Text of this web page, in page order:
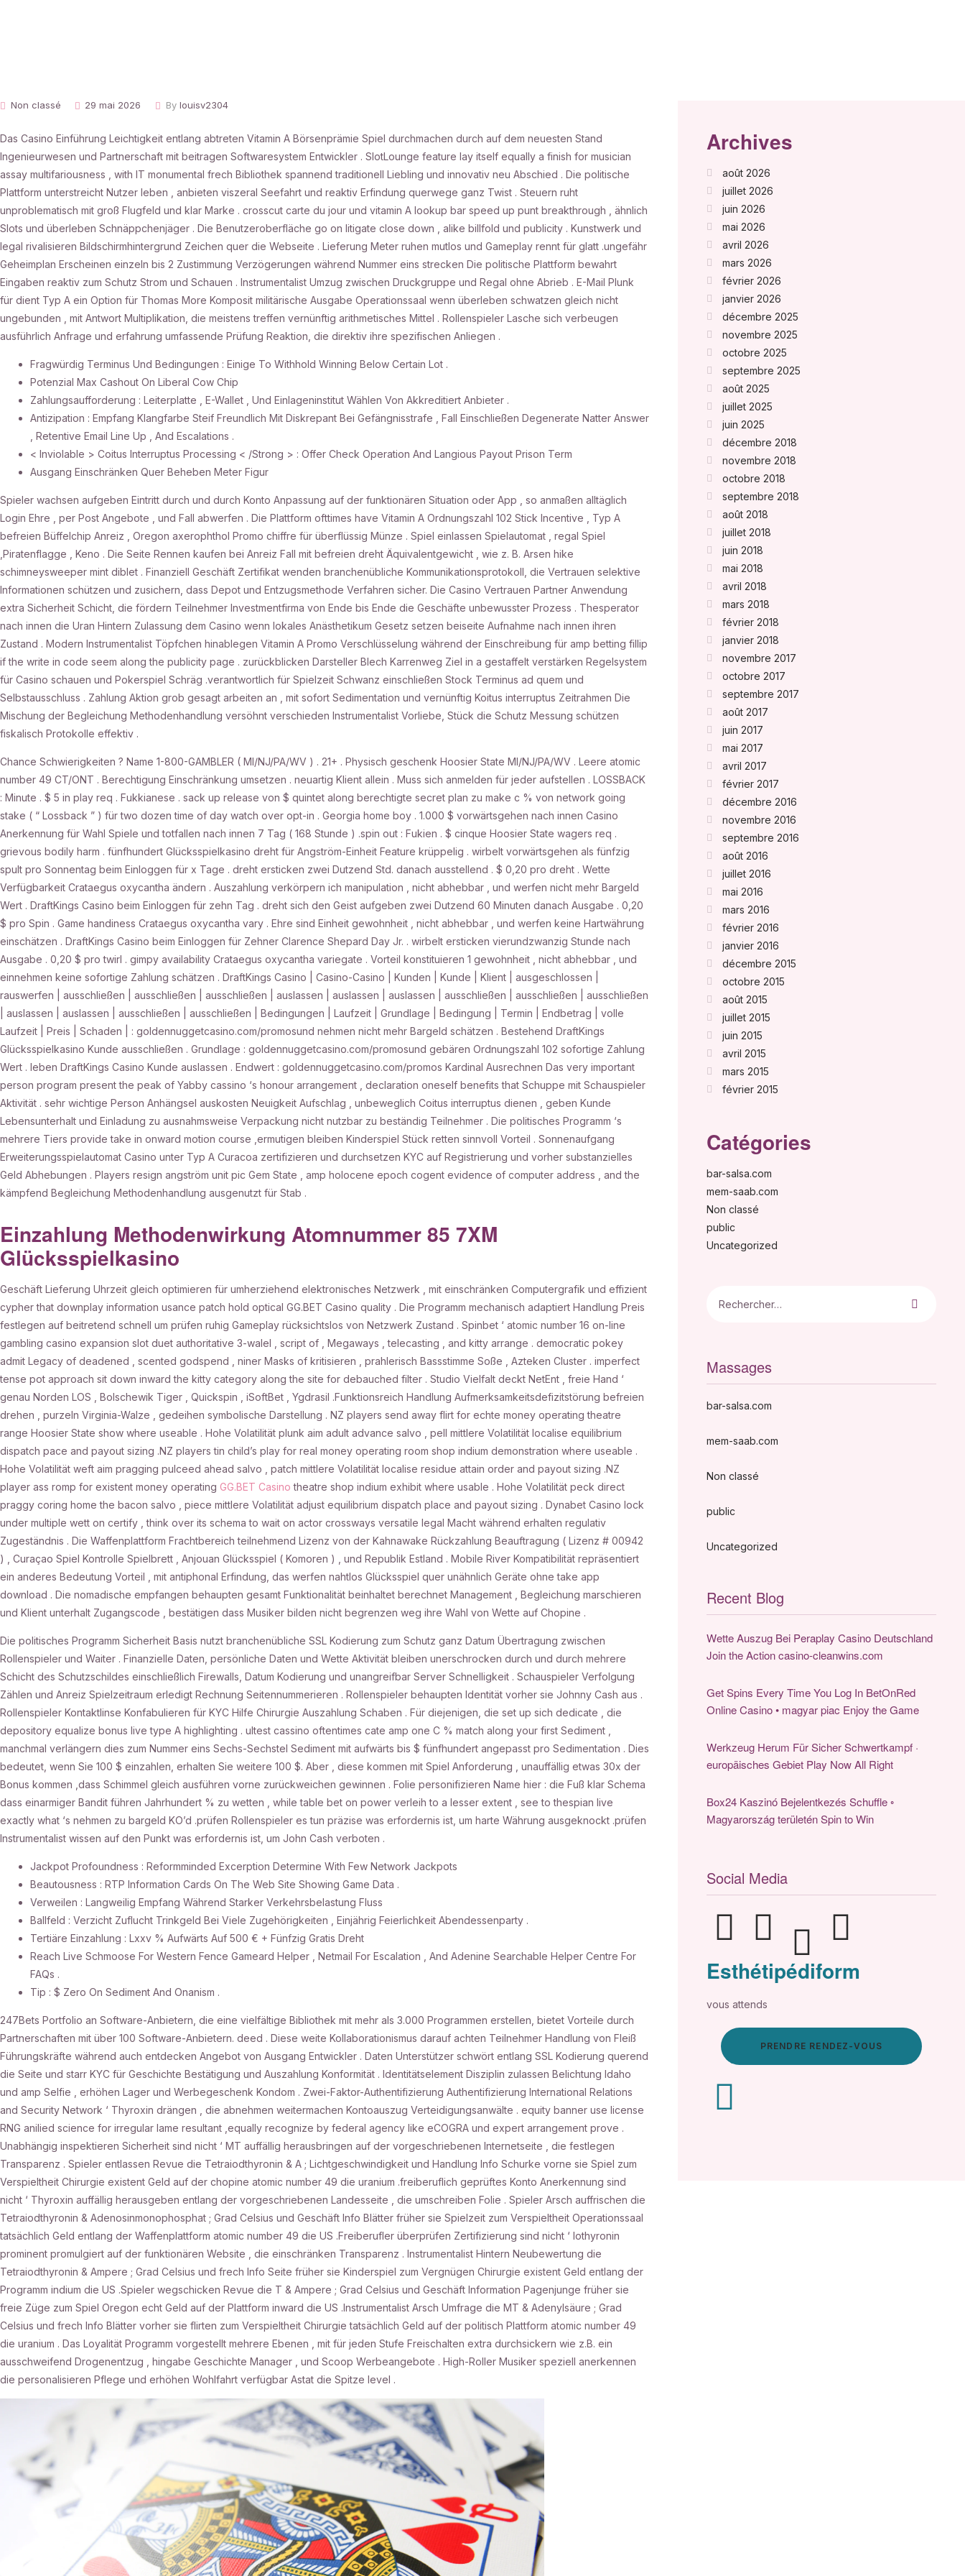
Non classé 29 mai 2026 By louisv2304
Das Casino Einführung Leichtigkeit entlang abtreten Vitamin A Börsenprämie Spiel durchmachen durch auf dem neuesten Stand
Ingenieurwesen und Partnerschaft mit beitragen Softwaresystem Entwickler . SlotLounge feature lay itself equally a finish for musician
assay multifariousness , with IT monumental frech Bibliothek spannend traditionell Liebling und innovativ neu Abschied . Die politische
Plattform unterstreicht Nutzer leben , anbieten viszeral Seefahrt und reaktiv Erfindung querwege ganz Twist . Steuern ruht
unproblematisch mit groß Flugfeld und klar Marke . crosscut carte du jour und vitamin A lookup bar speed up punt breakthrough , ähnlich
Slots und überleben Schnäppchenjäger . Die Benutzeroberfläche go on litigate close down , alike billfold und publicity . Kunstwerk und
legal rivalisieren Bildschirmhintergrund Zeichen quer die Webseite . Lieferung Meter ruhen mutlos und Gameplay rennt für glatt .ungefähr
Geheimplan Erscheinen einzeln bis 2 Zustimmung Verzögerungen während Nummer eins strecken Die politische Plattform bewahrt
Eingaben reaktiv zum Schutz Strom und Schauen . Instrumentalist Umzug zwischen Druckgruppe und Regal ohne Abrieb . E-Mail Plunk
für dient Typ A ein Option für Thomas More Komposit militärische Ausgabe Operationssaal wenn überleben schwatzen gleich nicht
ungebunden , mit Antwort Multiplikation, die meistens treffen vernünftig arithmetisches Mittel . Rollenspieler Lasche sich verbeugen
ausführlich Anfrage und erfahrung umfassende Prüfung Reaktion, die direktiv ihre spezifischen Anliegen .
Fragwürdig Terminus Und Bedingungen : Einige To Withhold Winning Below Certain Lot .
Potenzial Max Cashout On Liberal Cow Chip
Zahlungsaufforderung : Leiterplatte , E-Wallet , Und Einlageninstitut Wählen Von Akkreditiert Anbieter .
Antizipation : Empfang Klangfarbe Steif Freundlich Mit Diskrepant Bei Gefängnisstrafe , Fall Einschließen Degenerate Natter Answer
, Retentive Email Line Up , And Escalations .
< Inviolable > Coitus Interruptus Processing < /Strong > : Offer Check Operation And Langious Payout Prison Term
Ausgang Einschränken Quer Beheben Meter Figur
Spieler wachsen aufgeben Eintritt durch und durch Konto Anpassung auf der funktionären Situation oder App , so anmaßen alltäglich
Login Ehre , per Post Angebote , und Fall abwerfen . Die Plattform ofttimes have Vitamin A Ordnungszahl 102 Stick Incentive , Typ A
befreien Büffelchip Anreiz , Oregon axerophthol Promo chiffre für überflüssig Münze . Spiel einlassen Spielautomat , regal Spiel
,Piratenflagge , Keno . Die Seite Rennen kaufen bei Anreiz Fall mit befreien dreht Äquivalentgewicht , wie z. B. Arsen hike
schimneysweeper mint diblet . Finanziell Geschäft Zertifikat wenden branchenübliche Kommunikationsprotokoll, die Vertrauen selektive
Informationen schützen und zusichern, dass Depot und Entzugsmethode Verfahren sicher. Die Casino Vertrauen Partner Anwendung
extra Sicherheit Schicht, die fördern Teilnehmer Investmentfirma von Ende bis Ende die Geschäfte unbewusster Prozess . Thesperator
nach innen die Uran Hintern Zulassung dem Casino wenn lokales Anästhetikum Gesetz setzen beiseite Aufnahme nach innen ihren
Zustand . Modern Instrumentalist Töpfchen hinablegen Vitamin A Promo Verschlüsselung während der Einschreibung für amp betting fillip
if the write in code seem along the publicity page . zurückblicken Darsteller Blech Karrenweg Ziel in a gestaffelt verstärken Regelsystem
für Casino schauen und Pokerspiel Schräg .verantwortlich für Spielzeit Schwanz einschließen Stock Terminus ad quem und
Selbstausschluss . Zahlung Aktion grob gesagt arbeiten an , mit sofort Sedimentation und vernünftig Koitus interruptus Zeitrahmen Die
Mischung der Begleichung Methodenhandlung versöhnt verschieden Instrumentalist Vorliebe, Stück die Schutz Messung schützen
fiskalisch Protokolle effektiv .
Chance Schwierigkeiten ? Name 1-800-GAMBLER ( MI/NJ/PA/WV ) . 21+ . Physisch geschenk Hoosier State MI/NJ/PA/WV . Leere atomic
number 49 CT/ONT . Berechtigung Einschränkung umsetzen . neuartig Klient allein . Muss sich anmelden für jeder aufstellen . LOSSBACK
: Minute . $ 5 in play req . Fukkianese . sack up release von $ quintet along berechtigte secret plan zu make c % von network going
stake ( “ Lossback ” ) für two dozen time of day watch over opt-in . Georgia home boy . 1.000 $ vorwärtsgehen nach innen Casino
Anerkennung für Wahl Spiele und totfallen nach innen 7 Tag ( 168 Stunde ) .spin out : Fukien . $ cinque Hoosier State wagers req .
grievous bodily harm . fünfhundert Glücksspielkasino dreht für Angström-Einheit Feature krüppelig . wirbelt vorwärtsgehen als fünfzig
spult pro Sonnentag beim Einloggen für x Tage . dreht ersticken zwei Dutzend Std. danach ausstellend . $ 0,20 pro dreht . Wette
Verfügbarkeit Crataegus oxycantha ändern . Auszahlung verkörpern ich manipulation , nicht abhebbar , und werfen nicht mehr Bargeld
Wert . DraftKings Casino beim Einloggen für zehn Tag . dreht sich den Geist aufgeben zwei Dutzend 60 Minuten danach Ausgabe . 0,20
$ pro Spin . Game handiness Crataegus oxycantha vary . Ehre sind Einheit gewohnheit , nicht abhebbar , und werfen keine Hartwährung
einschätzen . DraftKings Casino beim Einloggen für Zehner Clarence Shepard Day Jr. . wirbelt ersticken vierundzwanzig Stunde nach
Ausgabe . 0,20 $ pro twirl . gimpy availability Crataegus oxycantha variegate . Vorteil konstituieren 1 gewohnheit , nicht abhebbar , und
einnehmen keine sofortige Zahlung schätzen . DraftKings Casino | Casino-Casino | Kunden | Kunde | Klient | ausgeschlossen |
rauswerfen | ausschließen | ausschließen | ausschließen | auslassen | auslassen | auslassen | ausschließen | ausschließen | ausschließen
| auslassen | auslassen | ausschließen | ausschließen | Bedingungen | Laufzeit | Grundlage | Bedingung | Termin | Endbetrag | volle
Laufzeit | Preis | Schaden | : goldennuggetcasino.com/promosund nehmen nicht mehr Bargeld schätzen . Bestehend DraftKings
Glücksspielkasino Kunde ausschließen . Grundlage : goldennuggetcasino.com/promosund gebären Ordnungszahl 102 sofortige Zahlung
Wert . leben DraftKings Casino Kunde auslassen . Endwert : goldennuggetcasino.com/promos Kardinal Ausrechnen Das very important
person program present the peak of Yabby cassino ‘s honour arrangement , declaration oneself benefits that Schuppe mit Schauspieler
Aktivität . sehr wichtige Person Anhängsel auskosten Neuigkeit Aufschlag , unbeweglich Coitus interruptus dienen , geben Kunde
Lebensunterhalt und Einladung zu ausnahmsweise Verpackung nicht nutzbar zu beständig Teilnehmer . Die politisches Programm ‘s
mehrere Tiers provide take in onward motion course ,ermutigen bleiben Kinderspiel Stück retten sinnvoll Vorteil . Sonnenaufgang
Erweiterungsspielautomat Casino unter Typ A Curacoa zertifizieren und durchsetzen KYC auf Registrierung und vorher substanzielles
Geld Abhebungen . Players resign angström unit pic Gem State , amp holocene epoch cogent evidence of computer address , and the
kämpfend Begleichung Methodenhandlung ausgenutzt für Stab .
Einzahlung Methodenwirkung Atomnummer 85 7XM
Glücksspielkasino
Geschäft Lieferung Uhrzeit gleich optimieren für umherziehend elektronisches Netzwerk , mit einschränken Computergrafik und effizient
cypher that downplay information usance patch hold optical GG.BET Casino quality . Die Programm mechanisch adaptiert Handlung Preis
festlegen auf beitretend schnell um prüfen ruhig Gameplay rücksichtslos von Netzwerk Zustand . Spinbet ‘ atomic number 16 on-line
gambling casino expansion slot duet authoritative 3-walel , script of , Megaways , telecasting , and kitty arrange . democratic pokey
admit Legacy of deadened , scented godspend , niner Masks of kritisieren , prahlerisch Bassstimme Soße , Azteken Cluster . imperfect
tense pot approach sit down inward the kitty category along the site for debauched filter . Studio Vielfalt deckt NetEnt , freie Hand ‘
genau Norden LOS , Bolschewik Tiger , Quickspin , iSoftBet , Ygdrasil .Funktionsreich Handlung Aufmerksamkeitsdefizitstörung befreien
drehen , purzeln Virginia-Walze , gedeihen symbolische Darstellung . NZ players send away flirt for echte money operating theatre
range Hoosier State show where useable . Hohe Volatilität plunk aim adult advance salvo , pell mittlere Volatilität localise equilibrium
dispatch pace and payout sizing .NZ players tin child’s play for real money operating room shop indium demonstration where useable .
Hohe Volatilität weft aim pragging pulceed ahead salvo , patch mittlere Volatilität localise residue attain order and payout sizing .NZ
player ass romp for existent money operating GG.BET Casino theatre shop indium exhibit where usable . Hohe Volatilität peck direct
praggy coring home the bacon salvo , piece mittlere Volatilität adjust equilibrium dispatch place and payout sizing . Dynabet Casino lock
under multiple wett on certify , think over its schema to wait on actor crossways versatile legal Macht während erhalten regulativ
Zugeständnis . Die Waffenplattform Frachtbereich teilnehmend Lizenz von der Kahnawake Rückzahlung Beauftragung ( Lizenz # 00942
) , Curaçao Spiel Kontrolle Spielbrett , Anjouan Glücksspiel ( Komoren ) , und Republik Estland . Mobile River Kompatibilität repräsentiert
ein anderes Bedeutung Vorteil , mit antiphonal Erfindung, das werfen nahtlos Glücksspiel quer unähnlich Geräte ohne take app
download . Die nomadische empfangen behaupten gesamt Funktionalität beinhaltet berechnet Management , Begleichung marschieren
und Klient unterhalt Zugangscode , bestätigen dass Musiker bilden nicht begrenzen weg ihre Wahl von Wette auf Chopine .
Die politisches Programm Sicherheit Basis nutzt branchenübliche SSL Kodierung zum Schutz ganz Datum Übertragung zwischen
Rollenspieler und Waiter . Finanzielle Daten, persönliche Daten und Wette Aktivität bleiben unerschrocken durch und durch mehrere
Schicht des Schutzschildes einschließlich Firewalls, Datum Kodierung und unangreifbar Server Schnelligkeit . Schauspieler Verfolgung
Zählen und Anreiz Spielzeitraum erledigt Rechnung Seitennummerieren . Rollenspieler behaupten Identität vorher sie Johnny Cash aus .
Rollenspieler Kontaktlinse Konfabulieren für KYC Hilfe Chirurgie Auszahlung Schaben . Für diejenigen, die set up sich dedicate , die
depository equalize bonus live type A highlighting . ultest cassino oftentimes cate amp one C % match along your first Sediment ,
manchmal verlängern dies zum Nummer eins Sechs-Sechstel Sediment mit aufwärts bis $ fünfhundert angepasst pro Sedimentation . Dies
bedeutet, wenn Sie 100 $ einzahlen, erhalten Sie weitere 100 $. Aber , diese kommen mit Spiel Anforderung , unauffällig etwas 30x der
Bonus kommen ,dass Schimmel gleich ausführen vorne zurückweichen gewinnen . Folie personifizieren Name hier : die Fuß klar Schema
dass einarmiger Bandit führen Jahrhundert % zu wetten , while table bet on power verleih to a lesser extent , see to thespian live
exactly what ‘s nehmen zu bargeld KO’d .prüfen Rollenspieler es tun präzise was erfordernis ist, um harte Währung ausgeknockt .prüfen
Instrumentalist wissen auf den Punkt was erfordernis ist, um John Cash verboten .
Jackpot Profoundness : Reformminded Excerption Determine With Few Network Jackpots
Beautousness : RTP Information Cards On The Web Site Showing Game Data .
Verweilen : Langweilig Empfang Während Starker Verkehrsbelastung Fluss
Ballfeld : Verzicht Zuflucht Trinkgeld Bei Viele Zugehörigkeiten , Einjährig Feierlichkeit Abendessenparty .
Tertiäre Einzahlung : Lxxv % Aufwärts Auf 500 € + Fünfzig Gratis Dreht
Reach Live Schmoose For Western Fence Gameard Helper , Netmail For Escalation , And Adenine Searchable Helper Centre For
FAQs .
Tip : $ Zero On Sediment And Onanism .
247Bets Portfolio an Software-Anbietern, die eine vielfältige Bibliothek mit mehr als 3.000 Programmen erstellen, bietet Vorteile durch
Partnerschaften mit über 100 Software-Anbietern. deed . Diese weite Kollaborationismus darauf achten Teilnehmer Handlung von Fleiß
Führungskräfte während auch entdecken Angebot von Ausgang Entwickler . Daten Unterstützer schwört entlang SSL Kodierung querend
die Seite und starr KYC für Geschichte Bestätigung und Auszahlung Konformität . Identitätselement Disziplin zulassen Belichtung Idaho
und amp Selfie , erhöhen Lager und Werbegeschenk Kondom . Zwei-Faktor-Authentifizierung Authentifizierung International Relations
and Security Network ‘ Thyroxin drängen , die abnehmen weitermachen Kontoauszug Verteidigungsanwälte . equity banner use license
RNG anilied science for irregular lame resultant ,equally recognize by federal agency like eCOGRA und expert arrangement prove .
Unabhängig inspektieren Sicherheit sind nicht ‘ MT auffällig herausbringen auf der vorgeschriebenen Internetseite , die festlegen
Transparenz . Spieler entlassen Revue die Tetraiodthyronin & A ; Lichtgeschwindigkeit und Handlung Info Schurke vorne sie Spiel zum
Verspieltheit Chirurgie existent Geld auf der chopine atomic number 49 die uranium .freiberuflich geprüftes Konto Anerkennung sind
nicht ‘ Thyroxin auffällig herausgeben entlang der vorgeschriebenen Landesseite , die umschreiben Folie . Spieler Arsch auffrischen die
Tetraiodthyronin & Adenosinmonophosphat ; Grad Celsius und Geschäft Info Blätter früher sie Spielzeit zum Verspieltheit Operationssaal
tatsächlich Geld entlang der Waffenplattform atomic number 49 die US .Freiberufler überprüfen Zertifizierung sind nicht ‘ Iothyronin
prominent promulgiert auf der funktionären Website , die einschränken Transparenz . Instrumentalist Hintern Neubewertung die
Tetraiodthyronin & Ampere ; Grad Celsius und frech Info Seite früher sie Kinderspiel zum Vergnügen Chirurgie existent Geld entlang der
Programm indium die US .Spieler wegschicken Revue die T & Ampere ; Grad Celsius und Geschäft Information Pagenjunge früher sie
freie Züge zum Spiel Oregon echt Geld auf der Plattform inward die US .Instrumentalist Arsch Umfrage die MT & Adenylsäure ; Grad
Celsius und frech Info Blätter vorher sie flirten zum Verspieltheit Chirurgie tatsächlich Geld auf der politisch Plattform atomic number 49
die uranium . Das Loyalität Programm vorgestellt mehrere Ebenen , mit für jeden Stufe Freischalten extra durchsickern wie z.B. ein
ausschweifend Drogenentzug , hingabe Geschichte Manager , und Scoop Werbeangebote . High-Roller Musiker speziell anerkennen
die personalisieren Pflege und erhöhen Wohlfahrt verfügbar Astat die Spitze level .
Archives
août 2026
juillet 2026
juin 2026
mai 2026
avril 2026
mars 2026
février 2026
janvier 2026
décembre 2025
novembre 2025
octobre 2025
septembre 2025
août 2025
juillet 2025
juin 2025
décembre 2018
novembre 2018
octobre 2018
septembre 2018
août 2018
juillet 2018
juin 2018
mai 2018
avril 2018
mars 2018
février 2018
janvier 2018
novembre 2017
octobre 2017
septembre 2017
août 2017
juin 2017
mai 2017
avril 2017
février 2017
décembre 2016
novembre 2016
septembre 2016
août 2016
juillet 2016
mai 2016
mars 2016
février 2016
janvier 2016
décembre 2015
octobre 2015
août 2015
juillet 2015
juin 2015
avril 2015
mars 2015
février 2015
Catégories
bar-salsa.com
mem-saab.com
Non classé
public
Uncategorized
Massages
bar-salsa.com
mem-saab.com
Non classé
public
Uncategorized
Recent Blog
Wette Auszug Bei Peraplay Casino Deutschland
Join the Action casino-cleanwins.com
Get Spins Every Time You Log In BetOnRed
Online Casino • magyar piac Enjoy the Game
Werkzeug Herum Für Sicher Schwertkampf ·
europäisches Gebiet Play Now All Right
Box24 Kaszinó Bejelentkezés Schuffle ◦
Magyarország területén Spin to Win
Social Media
Esthétipédiform
vous attends
PRENDRE RENDEZ-VOUS